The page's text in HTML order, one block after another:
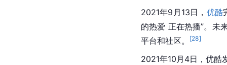
2021年9月13日， 优酷
的热爱 正在热播”。未
平台和社区。
[28]
2021年10月4日， 优酷